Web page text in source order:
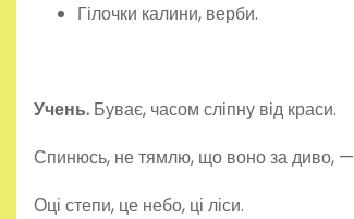
Гілочки калини, верби.
Учень. Буває, часом сліпну від краси.
Спинюсь, не тямлю, що воно за диво, —
Оці степи, це небо, ці ліси.